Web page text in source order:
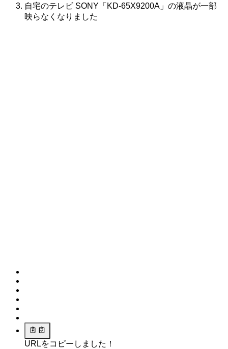
自宅のテレビ SONY「KD-65X9200A」の液晶が一部
映らなくなりました
URLをコピーしました！